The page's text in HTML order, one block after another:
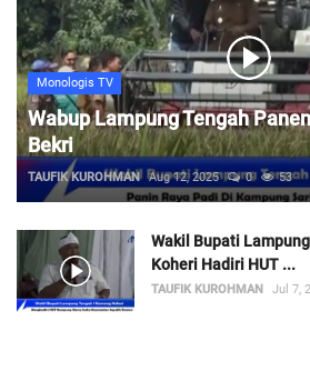
Monologis TV
Wabup Lampung Tengah
Bekri
TAUFIK KUROHMAN Aug 12, 2025 0 53
Wakil Bupati
Koheri Hadiri HUT ...
TAUFIK KUROHMAN Jul 7,